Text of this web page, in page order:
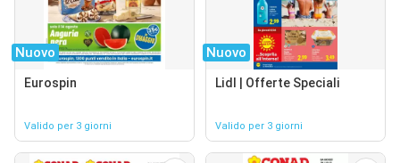
Nuovo
Eurospin
Valido per 3 giorni
Nuovo
Lidl | Offerte Speciali
Valido per 3 giorni